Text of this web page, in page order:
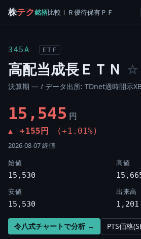
株テク銘柄比較 ＩＲ優待保有ＰＦ
345A ETF
高配当成長ＥＴＮ ☆
決算期 — / データ出所: TDnet適時開示
15,545 円
▲ +155円 (+1.01%)
2026-08-07 終値
始値
15,530
高値
安値
15,530
出来高
1,201
令八式チャートで分析 → PTS価格